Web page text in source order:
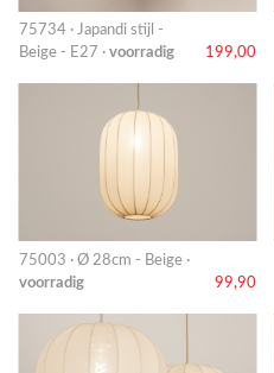
75734 · Japandi stijl -
Beige - E27 · voorradig 199,00
75003 · Ø 28cm - Beige ·
voorradig
99,90